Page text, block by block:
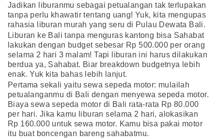
Jadikan liburanmu sebagai petualangan tak terlupakan
tanpa perlu khawatir tentang uang! Yuk, kita mengupas
rahasia liburan murah yang seru di Pulau Dewata Bali.
Liburan ke Bali tanpa menguras kantong bisa Sahabat
lakukan dengan budget sebesar Rp 500.000 per orang
selama 2 hari 3 malam! Tapi liburan ini harus dilakukan
berdua ya, Sahabat. Biar breakdown budgetnya lebih
enak. Yuk kita bahas lebih lanjut.
Pertama sekali yaitu sewa sepeda motor: mulailah
petualanganmu di Bali dengan menyewa sepeda motor.
Biaya sewa sepeda motor di Bali rata-rata Rp 80.000
per hari. Jika kamu liburan selama 2 hari, alokasikan
Rp 160.000 untuk sewa motor. Kamu bisa pakai motor
itu buat boncengan bareng sahabatmu.